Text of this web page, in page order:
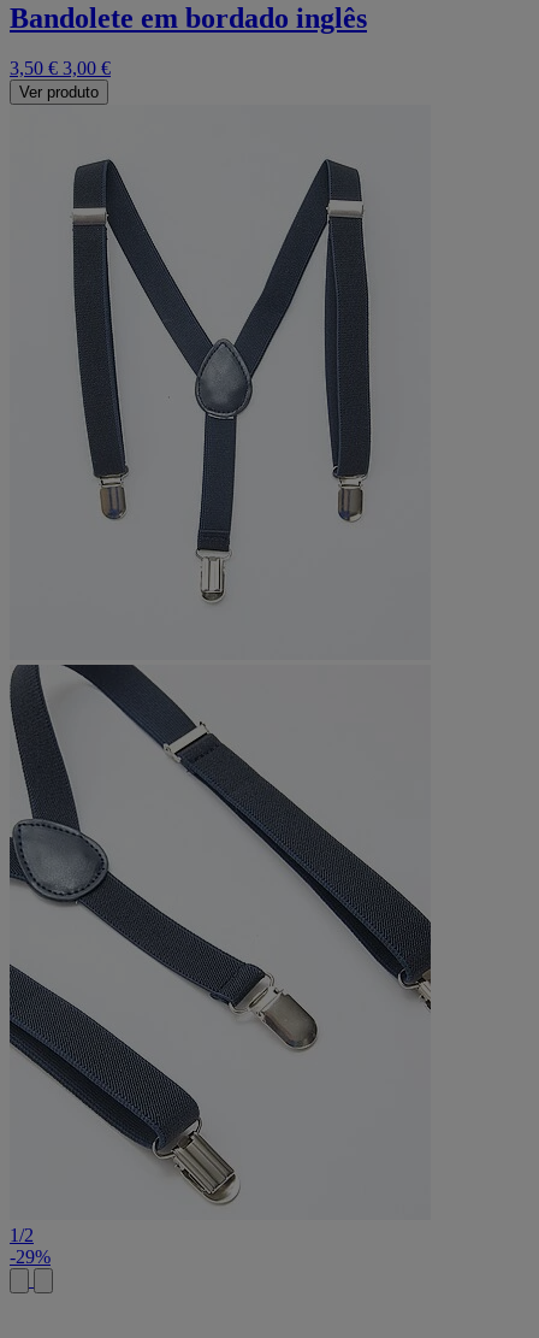
Bandolete em bordado inglês
3,50 € 3,00 €
Ver produto
1/2
-29%